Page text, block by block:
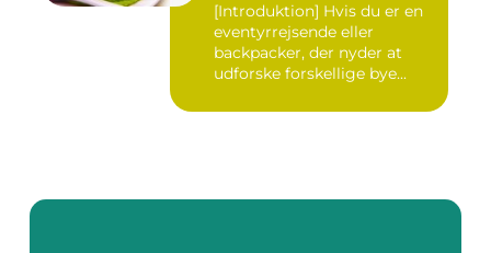
[Introduktion] Hvis du er en
eventyrrejsende eller
backpacker, der nyder at
udforske forskellige bye...